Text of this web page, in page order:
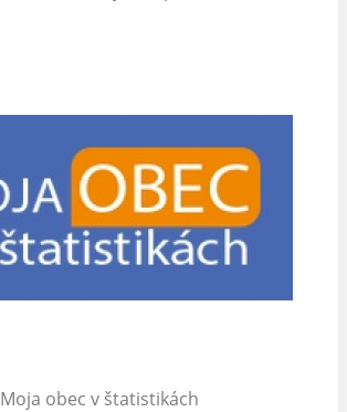
Moja obec v štatistikách